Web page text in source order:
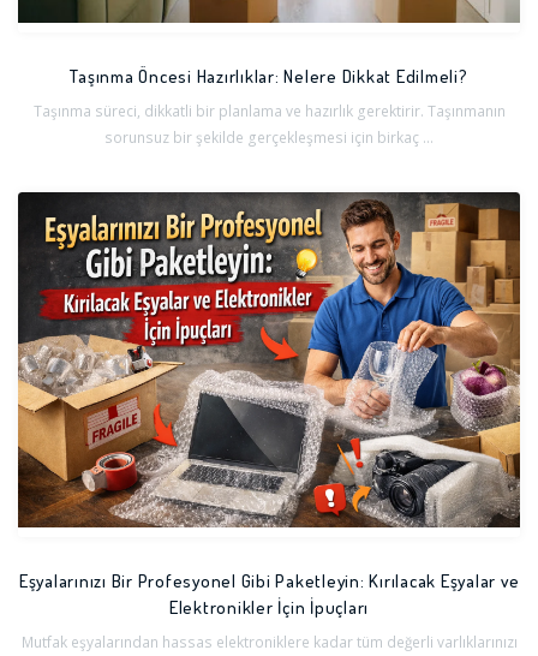
Taşınma Öncesi Hazırlıklar: Nelere Dikkat Edilmeli?
Taşınma süreci, dikkatli bir planlama ve hazırlık gerektirir. Taşınmanın
sorunsuz bir şekilde gerçekleşmesi için birkaç ...
Eşyalarınızı Bir Profesyonel Gibi Paketleyin: Kırılacak Eşyalar ve
Elektronikler İçin İpuçları
Mutfak eşyalarından hassas elektroniklere kadar tüm değerli varlıklarınızı